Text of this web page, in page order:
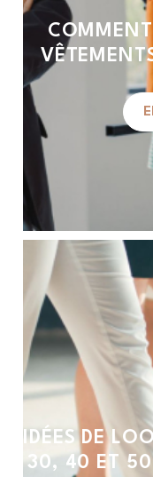
IDÉES DE
30, 40 ET 50